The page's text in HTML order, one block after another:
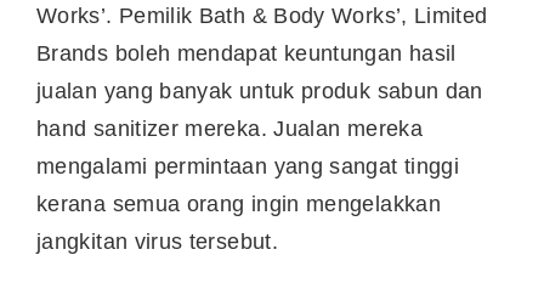
Works’. Pemilik Bath & Body Works’, Limited
Brands boleh mendapat keuntungan hasil
jualan yang banyak untuk produk sabun dan
hand sanitizer mereka. Jualan mereka
mengalami permintaan yang sangat tinggi
kerana semua orang ingin mengelakkan
jangkitan virus tersebut.